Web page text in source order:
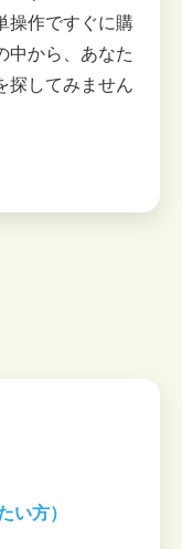
操作ですぐに購
中から、あなた
探してみません
い方）